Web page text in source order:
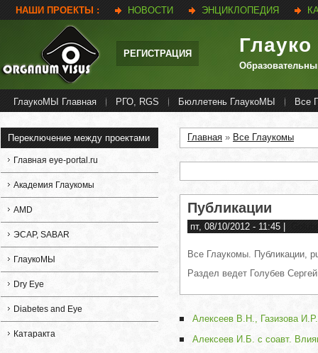
НАШИ ПРОЕКТЫ : НОВОСТИ ЭНЦИКЛОПЕДИЯ
РЕГИСТРАЦИЯ Глауко
ГлаукоМЫ Главная РГО, RGS Бюллетень ГлаукоМЫ Все
Переключение между проектами
Главная eye-portal.ru
Академия Глаукомы
AMD
ЭСАР, SABAR
ГлаукоМЫ
Dry Eye
Diabetes and Eye
Катаракта
Вы здесь
Главная » Все Глаукомы
Публикации
пт, 08/10/2012 - 11:45 |
Все Глаукомы. Публикации,
Раздел ведет Голубев
Алексеев В.Н., Газизова
Алексеев И.Б. с соавт.